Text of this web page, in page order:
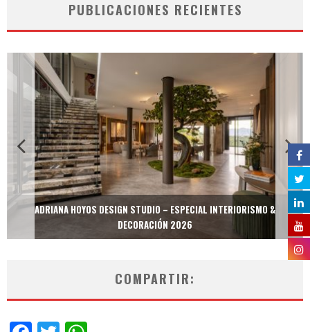
PUBLICACIONES RECIENTES
ADRIANA HOYOS DESIGN STUDIO – ESPECIAL INTERIORISMO &
DECORACIÓN 2026
COMPARTIR: